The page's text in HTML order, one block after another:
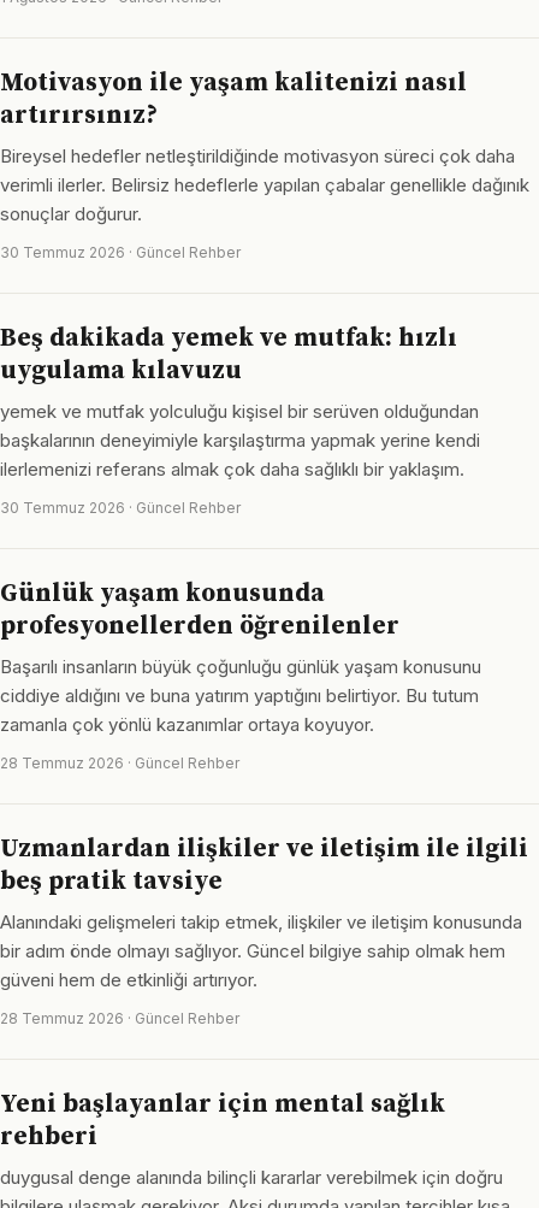
Motivasyon ile yaşam kalitenizi nasıl
artırırsınız?
Bireysel hedefler netleştirildiğinde motivasyon süreci çok daha
verimli ilerler. Belirsiz hedeflerle yapılan çabalar genellikle dağınık
sonuçlar doğurur.
30 Temmuz 2026 · Güncel Rehber
Beş dakikada yemek ve mutfak: hızlı
uygulama kılavuzu
yemek ve mutfak yolculuğu kişisel bir serüven olduğundan
başkalarının deneyimiyle karşılaştırma yapmak yerine kendi
ilerlemenizi referans almak çok daha sağlıklı bir yaklaşım.
30 Temmuz 2026 · Güncel Rehber
Günlük yaşam konusunda
profesyonellerden öğrenilenler
Başarılı insanların büyük çoğunluğu günlük yaşam konusunu
ciddiye aldığını ve buna yatırım yaptığını belirtiyor. Bu tutum
zamanla çok yönlü kazanımlar ortaya koyuyor.
28 Temmuz 2026 · Güncel Rehber
Uzmanlardan ilişkiler ve iletişim ile ilgili
beş pratik tavsiye
Alanındaki gelişmeleri takip etmek, ilişkiler ve iletişim konusunda
bir adım önde olmayı sağlıyor. Güncel bilgiye sahip olmak hem
güveni hem de etkinliği artırıyor.
28 Temmuz 2026 · Güncel Rehber
Yeni başlayanlar için mental sağlık
rehberi
duygusal denge alanında bilinçli kararlar verebilmek için doğru